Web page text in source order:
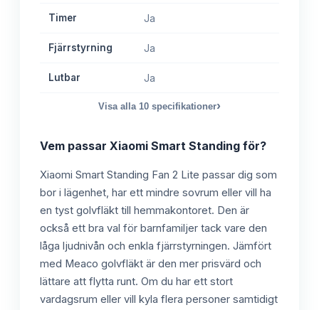
Timer Ja
Fjärrstyrning Ja
Lutbar Ja
Visa alla 10 specifikationer›
Vem passar Xiaomi Smart Standing för?
Xiaomi Smart Standing Fan 2 Lite passar dig som
bor i lägenhet, har ett mindre sovrum eller vill ha
en tyst golvfläkt till hemmakontoret. Den är
också ett bra val för barnfamiljer tack vare den
låga ljudnivån och enkla fjärrstyrningen. Jämfört
med Meaco golvfläkt är den mer prisvärd och
lättare att flytta runt. Om du har ett stort
vardagsrum eller vill kyla flera personer samtidigt